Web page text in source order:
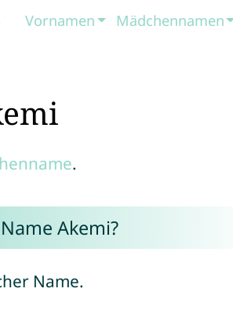
Vornamen Mädchennamen
.
Akemi?
Name.